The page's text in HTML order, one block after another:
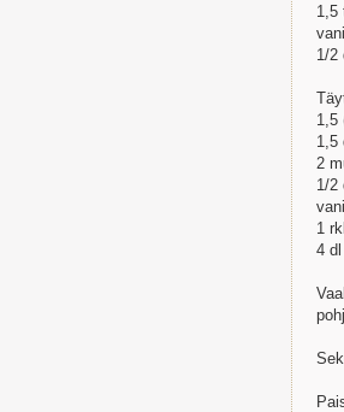
1,5
1/2
1,5
1,5
2
1/2
1
4